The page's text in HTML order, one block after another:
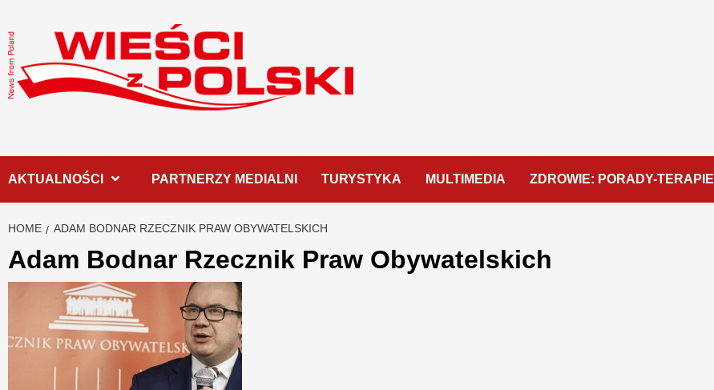
to
content
AKTUALNOŚCI PARTNERZY MEDIALNI TURYSTYKA MULTIMEDIA ZDROWIE: PORADY-TERAPIE
HOME ADAM BODNAR RZECZNIK PRAW OBYWATELSKICH
Adam Bodnar Rzecznik Praw Obywatelskich